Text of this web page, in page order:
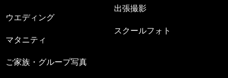
ウエディング
マタニティ
ご家族・グループ写真
出張撮影
スクールフォト